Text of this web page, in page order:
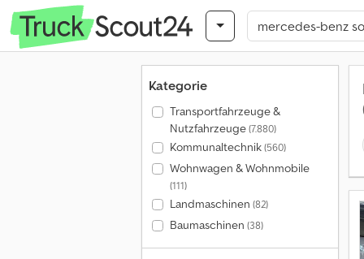
Kategorie
Transportfahrzeuge &
Nutzfahrzeuge(7.880)
Kommunaltechnik(560)
Wohnwagen & Wohnmobile
(111)
Landmaschinen (82)
Baumaschinen (38)